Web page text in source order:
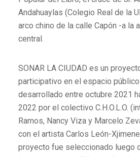
Andahuaylas (Colegio Real de la
arco chino de la calle Capón -a la
central.
SONAR LA CIUDAD es un
participativo en el espacio
desarrollado entre octubre 2021
2022 por el colectivo C.H.O.L.O.
Ramos, Nancy Viza y Marcelo
con el artista Carlos León-
proyecto fue seleccionado luego